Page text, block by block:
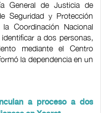
General de Justicia de
Seguridad y Protección
Coordinación Nacional
a dos personas,
mediante el Centro
la dependencia en un
a proceso a dos